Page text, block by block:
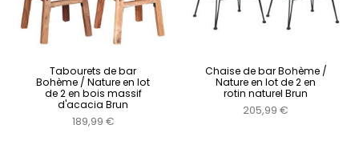
Tabourets de bar
Bohème / Nature en lot
de 2 en bois massif
d'acacia Brun
189,99 €
Chaise de bar Bohème /
Nature en lot de 2 en
rotin naturel Brun
205,99 €